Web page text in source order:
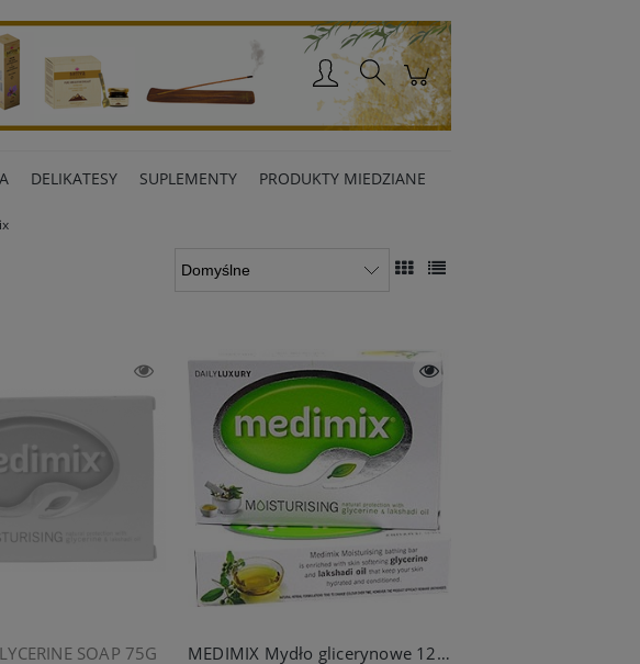
DELIKATESY SUPLEMENTY PRODUKTY MIEDZIANE
SOAP 75G MEDIMIX Mydło glicerynowe 125 g